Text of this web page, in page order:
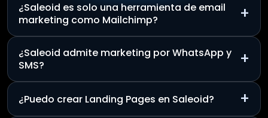
¿Saleoid es solo una herramienta de email
marketing como Mailchimp?
+
¿Saleoid admite marketing por WhatsApp y
SMS?
+
¿Puedo crear Landing Pages en Saleoid? +